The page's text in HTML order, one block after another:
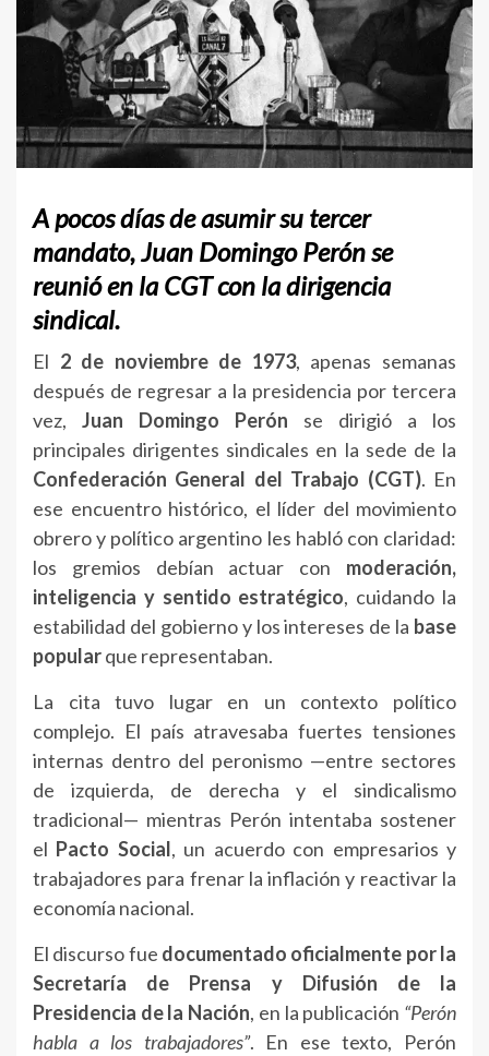
A pocos días de asumir su tercer
mandato, Juan Domingo Perón se
reunió en la CGT con la dirigencia
sindical.
El 2 de noviembre de 1973, apenas semanas
después de regresar a la presidencia por tercera
vez, Juan Domingo Perón se dirigió a los
principales dirigentes sindicales en la sede de la
Confederación General del Trabajo (CGT). En
ese encuentro histórico, el líder del movimiento
obrero y político argentino les habló con claridad:
los gremios debían actuar con moderación,
inteligencia y sentido estratégico, cuidando la
estabilidad del gobierno y los intereses de la base
popularque representaban.
La cita tuvo lugar en un contexto político
complejo. El país atravesaba fuertes tensiones
internas dentro del peronismo —entre sectores
de izquierda, de derecha y el sindicalismo
tradicional— mientras Perón intentaba sostener
el Pacto Social, un acuerdo con empresarios y
trabajadores para frenar la inflación y reactivar la
economía nacional.
El discurso fue documentado oficialmente por la
Secretaría de Prensa y Difusión de la
Presidencia de la Nación, en la publicación “Perón
habla a los trabajadores”. En ese texto, Perón